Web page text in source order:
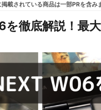
載されている商品は一部PRを含み
徹底解説！最